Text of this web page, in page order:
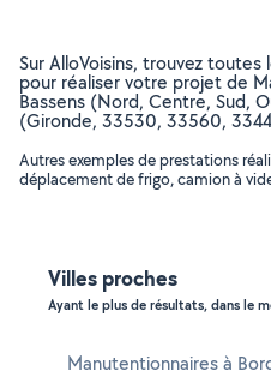
Sur AlloVoisins, trouvez
pour réaliser votre projet de
Bassens (Nord, Centre, Sud,
(Gironde, 33530, 33560,
Autres exemples de prestations
déplacement de frigo, camion à
Villes proches
Ayant le plus de résultats, dans le
Manutentionnaires à